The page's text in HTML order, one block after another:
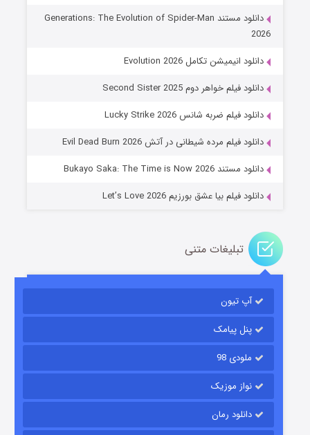
جادوگری در مغولستان
باب اسفنجی فصل ۱۷
قسمت۶ (زیرنویس) منتشر شد
دانلود مستند Generations: The Evolution of Spider-Man
2026
دانلود انیمیشن تکامل Evolution 2026
دانلود فیلم خواهر دوم Second Sister 2025
دانلود فیلم ضربه شانس Lucky Strike 2026
دانلود فیلم مرده شیطانی در آتش Evil Dead Burn 2026
دانلود مستند Bukayo Saka: The Time is Now 2026
دانلود فیلم بیا عشق بورزیم Let’s Love 2026
تبلیغات متنی
آپ تیون
پنل پیامک
ملودی 98
نواز موزیک
دانلود رمان